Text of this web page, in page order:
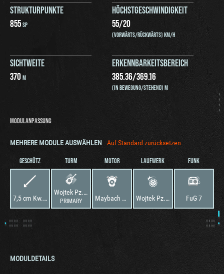
STRUKTURPUNKTE
855SP
HÖCHSTGESCHWINDIGKEIT
55/20
(VORWÄRTS/RÜCKWÄRTS) KM/H
SICHTWEITE
370M
ERKENNBARKEITSBEREICH
385.36/369.16
(IN BEWEGUNG/STEHEND) M
MODULANPASSUNG
MEHRERE MODULE AUSWÄHLEN Auf Standard zurücksetzen
GESCHÜTZ
7,5 cm Kw.K. 42 L/70
TURM
Wojtek Pz.Kpfw. V Ausf. G
PRIMARY
MOTOR
Maybach HL 230 TRM P30
LAUFWERK
Wojtek Pz.Kpfw. V Ausf. G
FUNK
FuG 7
MODULDETAILS